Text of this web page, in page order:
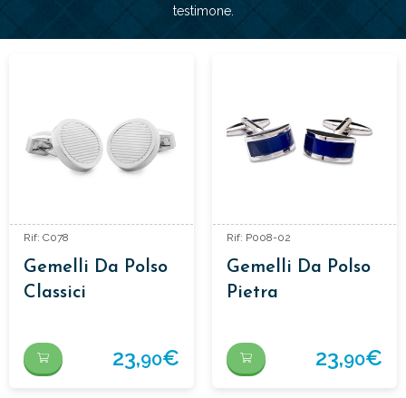
testimone.
Rif: C078
Gemelli Da Polso
Classici
23,90€
Rif: P008-02
Gemelli Da Polso
Pietra
23,90€